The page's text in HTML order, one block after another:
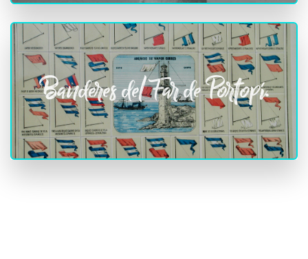
Banderes del Far de Portopí.